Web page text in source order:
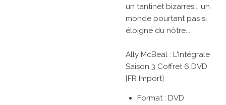
un tantinet bizarres... un
monde pourtant pas si
éloigné du nôtre...
Ally McBeal : L'Intégrale
Saison 3 Coffret 6 DVD
[FR Import]
Format : DVD